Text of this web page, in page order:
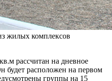
жилых комплексов
рассчитан на дневное
расположен на первом
группы на 15